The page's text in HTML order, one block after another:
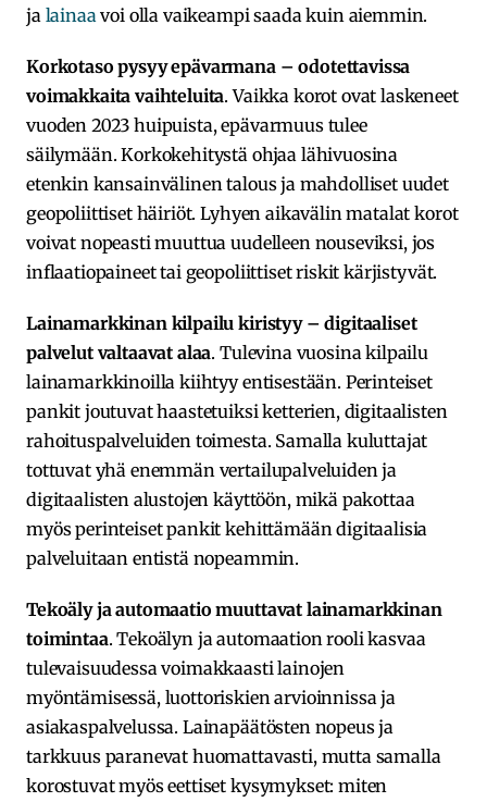
ja lainaa voi olla vaikeampi saada kuin aiemmin.
Korkotaso pysyy epävarmana – odotettavissa
voimakkaita vaihteluita. Vaikka korot ovat laskeneet
vuoden 2023 huipuista, epävarmuus tulee
säilymään. Korkokehitystä ohjaa lähivuosina
etenkin kansainvälinen talous ja mahdolliset uudet
geopoliittiset häiriöt. Lyhyen aikavälin matalat korot
voivat nopeasti muuttua uudelleen nouseviksi, jos
inflaatiopaineet tai geopoliittiset riskit kärjistyvät.
Lainamarkkinan kilpailu kiristyy – digitaaliset
palvelut valtaavat alaa. Tulevina vuosina kilpailu
lainamarkkinoilla kiihtyy entisestään. Perinteiset
pankit joutuvat haastetuiksi ketterien, digitaalisten
rahoituspalveluiden toimesta. Samalla kuluttajat
tottuvat yhä enemmän vertailupalveluiden ja
digitaalisten alustojen käyttöön, mikä pakottaa
myös perinteiset pankit kehittämään digitaalisia
palveluitaan entistä nopeammin.
Tekoäly ja automaatio muuttavat lainamarkkinan
toimintaa. Tekoälyn ja automaation rooli kasvaa
tulevaisuudessa voimakkaasti lainojen
myöntämisessä, luottoriskien arvioinnissa ja
asiakaspalvelussa. Lainapäätösten nopeus ja
tarkkuus paranevat huomattavasti, mutta samalla
korostuvat myös eettiset kysymykset: miten